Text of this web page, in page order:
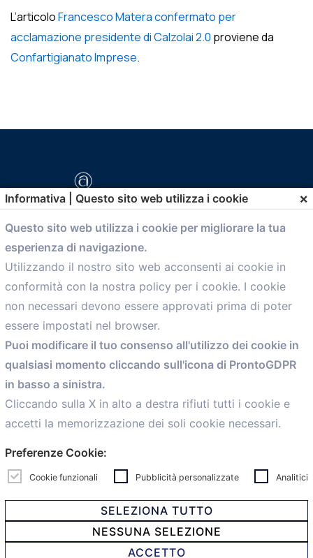
L’articoloFrancesco Matera confermato per
acclamazione presidente di Calzolai 2.0 proviene da
Confartigianato Imprese.
comunicazione@confartigianato.bo.it
Menù
Home
Servizi
Convenzioni
Voce delle Nostre aziende
Informazioni Ex L. 124/2017
News
personalCaf
© 2021 Confartigianato Imprese Mandamento Bologna -
Informativa | Questo sito web utilizza i cookie ×
Questo sito web utilizza i cookie per migliorare la tua
esperienza di navigazione.
Utilizzando il nostro sito web acconsenti ai cookie in
conformità con la nostra policy per i cookie. I cookie
non necessari devono essere approvati prima di poter
essere impostati nel browser.
Puoi modificare il tuo consenso all'utilizzo dei cookie in
qualsiasi momento cliccando sull'icona di ProntoGDPR
in basso a sinistra.
Cliccando sulla X in alto a destra rifiuti tutti i cookie e
accetti la memorizzazione dei soli cookie necessari.
Preferenze Cookie:
Cookie funzionali Pubblicità personalizzate Analitici
SELEZIONA TUTTO
NESSUNA SELEZIONE
ACCETTO